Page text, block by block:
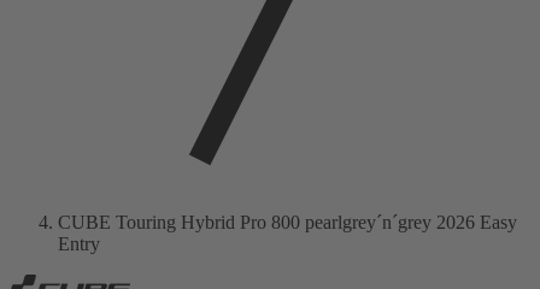
CUBE Touring Hybrid Pro 800 pearlgrey´n´grey 2026 Easy
Entry